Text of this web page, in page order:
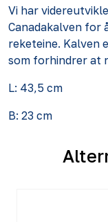
Vi har
Canadakalven for
reketeine. Kalven
som forhindrer at
L: 43,5 cm
B: 23 cm